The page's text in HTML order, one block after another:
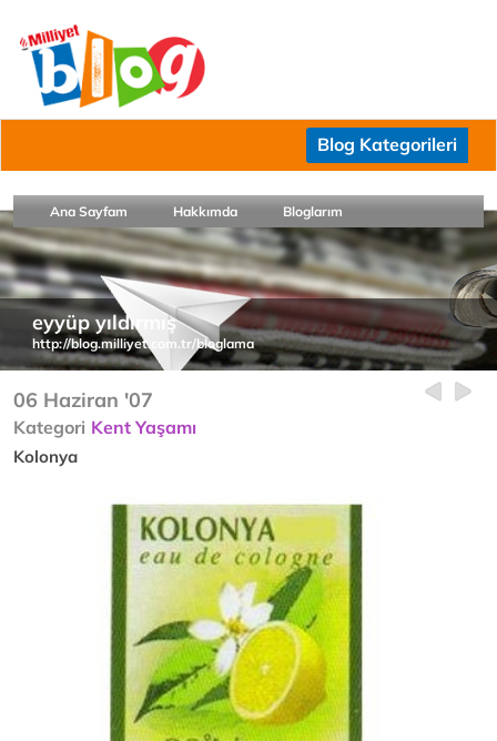
Blog Kategorileri
Ana Sayfam Hakkımda Bloglarım
eyyüp yıldırmış
http://blog.milliyet.com.tr/bloglama
06 Haziran '07
Kategori Kent Yaşamı
Kolonya